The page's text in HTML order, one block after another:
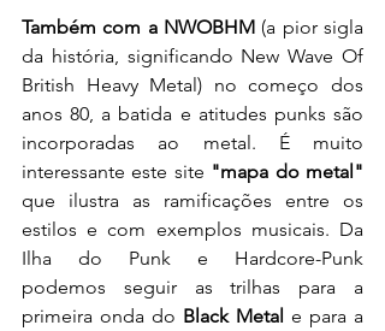
Também com a NWOBHM (a pior sigla
da história, significando New Wave Of
British Heavy Metal) no começo dos
anos 80, a batida e atitudes punks são
incorporadas ao metal. É muito
interessante este site "mapa do metal"
que ilustra as ramificações entre os
estilos e com exemplos musicais. Da
Ilha do Punk e Hardcore-Punk
podemos seguir as trilhas para a
primeira onda do Black Metal